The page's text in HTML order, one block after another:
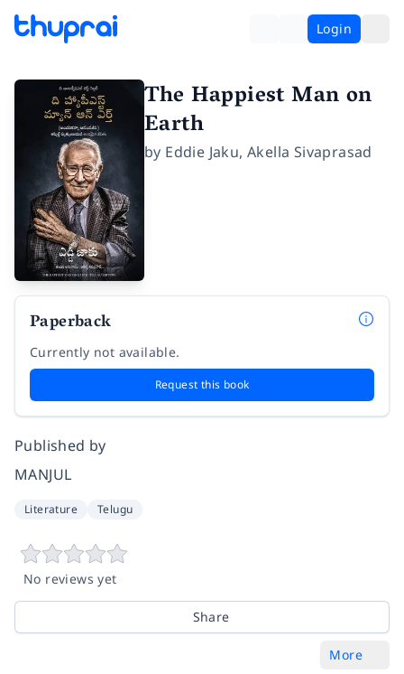
Login
The Happiest Man on
Earth
by Eddie Jaku,Akella Sivaprasad
Paperback
Currently not available.
Request this book
Published by
MANJUL
Literature Telugu
No reviews yet
Share
More